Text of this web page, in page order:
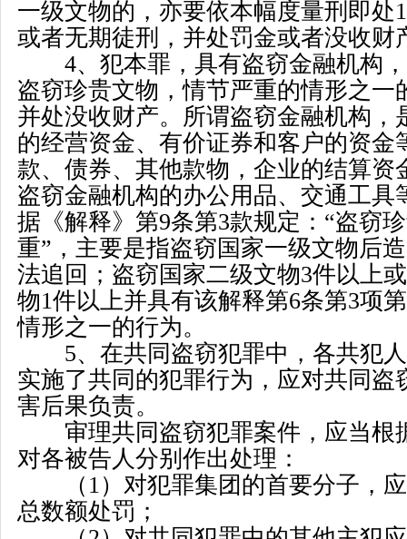
一级文物的，亦要依本幅度量刑即处
或者无期徒刑，并处罚金或者没收财
4、犯本罪，具有盗窃金融机构
盗窃珍贵文物，情节严重的情形之一
并处没收财产。所谓盗窃金融机构，
的经营资金、有价证券和客户的资金
款、债券、其他款物，企业的结算资
盗窃金融机构的办公用品、交通工具
据《解释》第9条第3款规定： “盗窃
重” ，主要是指盗窃国家一级文物后
法追回；盗窃国家二级文物3件以上
物1件以上并具有该解释第6条第3项第
情形之一的行为。
5、在共同盗窃犯罪中，各共犯
实施了共同的犯罪行为，应对共同盗
害后果负责。
审理共同盗窃犯罪案件，应当根
对各被告人分别作出处理：
（ 1）对犯罪集团的首要分子，
总数额处罚；